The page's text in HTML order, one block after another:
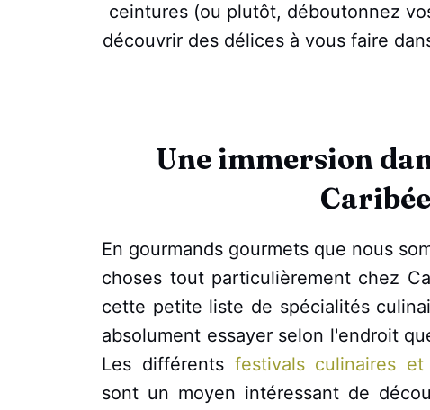
ceintures (ou plutôt, déboutonnez
découvrir des délices à vous faire
Une immersion
En gourmands gourmets que nous
choses tout particulièrement chez
cette petite liste de spécialités
absolument essayer selon l'endroit
Les différents festivals culinaires
sont un moyen intéressant de